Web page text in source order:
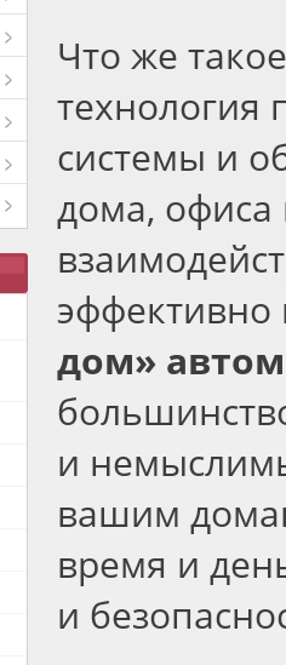
Что же
технология
системы и
дома, офиса
дом»
и
вашим
время и
и